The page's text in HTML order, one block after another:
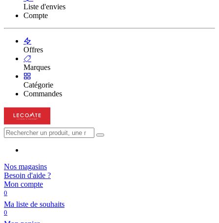
Liste d'envies
Compte
Offres
Marques
Catégorie
Commandes
Nos magasins
Besoin d'aide ?
Mon compte
0
Ma liste de souhaits
0